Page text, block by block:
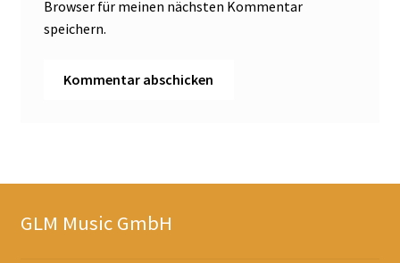
Browser für meinen nächsten Kommentar
speichern.
GLM Music GmbH